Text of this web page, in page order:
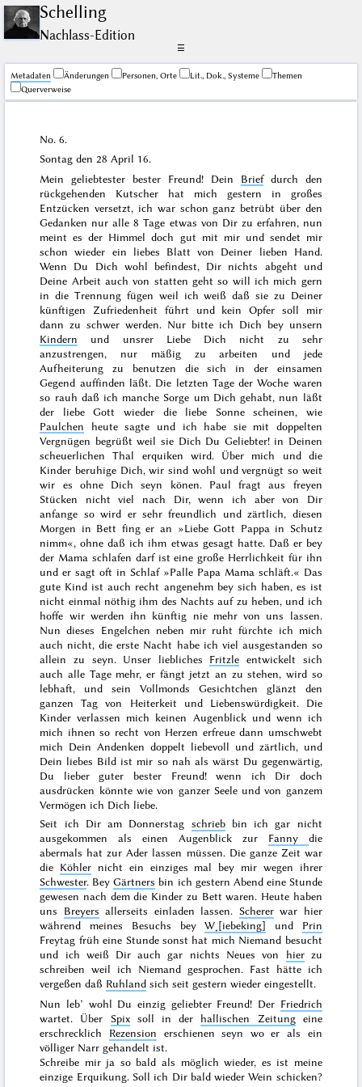
Schelling
Nachlass-Edition
☰
Me­ta­da­ten Änderungen Personen, Orte Lit., Dok., Systeme
Themen
Querverweise
No. 6.
Sontag den 28 April 16.
Mein geliebtester bester Freund! Dein Briefdurch den
rückgehenden Kutscher hat mich gestern in großes
Entzücken versetzt, ich war schon ganz betrübt über den
Gedanken nur alle 8 Tage etwas von Dir zu erfahren, nun
meint es der Himmel doch gut mit mir und sendet mir
schon wieder ein liebes Blatt von Deiner lieben Hand.
Wenn Du Dich wohl befindest, Dir nichts abgeht und
Deine Arbeit auch von statten geht so will ich mich gern
in die Trennung fügen weil ich weiß daß sie zu Deiner
künftigen Zufriedenheit führt und kein Opfer soll mir
dann zu schwer werden. Nur bitte ich Dich bey unsern
Kindern und unsrer Liebe Dich nicht zu sehr
anzustrengen, nur mäßig zu arbeiten und jede
Aufheiterung zu benutzen die sich in der einsamen
Gegend auffinden läßt. Die letzten Tage der Woche waren
so rauh daß ich manche Sorge um Dich gehabt, nun läßt
der liebe Gott wieder die liebe Sonne scheinen, wie
Paulchen heute sagte und ich habe sie mit doppelten
Vergnügen begrüßt weil sie Dich Du Geliebter! in Deinen
scheuerlichen Thal erquiken wird. Über mich und die
Kinder beruhige Dich, wir sind wohl und vergnügt so weit
wir es ohne Dich seyn könen. Paul fragt aus freyen
Stücken nicht viel nach Dir, wenn ich aber von Dir
anfange so wird er sehr freundlich und zärtlich, diesen
Morgen in Bett fing er an »Liebe Gott Pappa in Schutz
nimm«, ohne daß ich ihm etwas gesagt hatte. Daß er bey
der Mama schlafen darf ist eine große Herrlichkeit für ihn
und er sagt oft in Schlaf »Palle Papa Mama schläft.« Das
gute Kind ist auch recht angenehm bey sich haben, es ist
nicht einmal nöthig ihm des Nachts auf zu heben, und ich
hoffe wir werden ihn künftig nie mehr von uns lassen.
Nun dieses Engelchen neben mir ruht fürchte ich mich
auch nicht, die erste Nacht habe ich viel ausgestanden so
allein zu seyn. Unser liebliches Fritzle entwickelt sich
auch alle Tage mehr, er fängt jetzt an zu stehen, wird so
lebhaft, und sein Vollmonds Gesichtchen glänzt den
ganzen Tag von Heiterkeit und Liebenswürdigkeit. Die
Kinder verlassen mich keinen Augenblick und wenn ich
mich ihnen so recht von Herzen erfreue dann umschwebt
mich Dein Andenken doppelt liebevoll und zärtlich, und
Dein liebes Bild ist mir so nah als wärst Du gegenwärtig,
Du lieber guter bester Freund! wenn ich Dir doch
ausdrücken könnte wie von ganzer Seele und von ganzem
Vermögen ich Dich liebe.
Seit ich Dir am Donnerstag schriebbin ich gar nicht
ausgekommen als einen Augenblick zur Fanny die
abermals hat zur Ader lassen müssen. Die ganze Zeit war
die Köhler nicht ein einziges mal bey mir wegen ihrer
Schwester. BeyGärtners bin ich gestern Abend eine Stunde
gewesen nach dem die Kinder zu Bett waren. Heute haben
uns Breyers allerseits einladen lassen. Schererwar hier
während meines Besuchs beyW˖[iebeking] und Prin
Freytag früh eine Stunde sonst hat mich Niemand besucht
und ich weiß Dir auch gar nichts Neues von hierzu
schreiben weil ich Niemand gesprochen. Fast hätte ich
vergeßen daß Ruhland sich seitgestern wieder eingestellt.
Nun leb’ wohl Du einzig geliebter Freund! Der Friedrich
wartet. Über Spixsoll in der hallischen Zeitungeine
erschrecklich Rezension erschienen seyn wo er als ein
völliger Narr gehandelt ist.
Schreibe mir ja so bald als möglich wieder, es ist meine
einzige Erquikung. Soll ich Dir bald wieder Wein schicken?